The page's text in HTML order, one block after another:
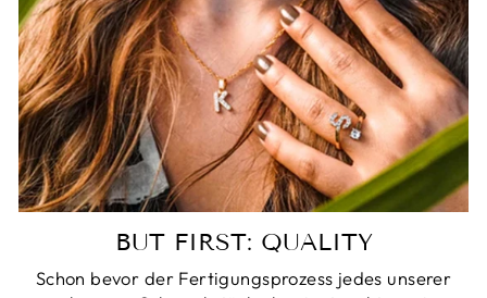
BUT FIRST: QUALITY
Schon bevor der Fertigungsprozess jedes unserer